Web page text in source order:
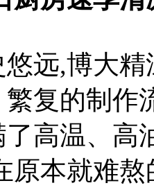
远,博大
复的制作
高温、高
原本就难